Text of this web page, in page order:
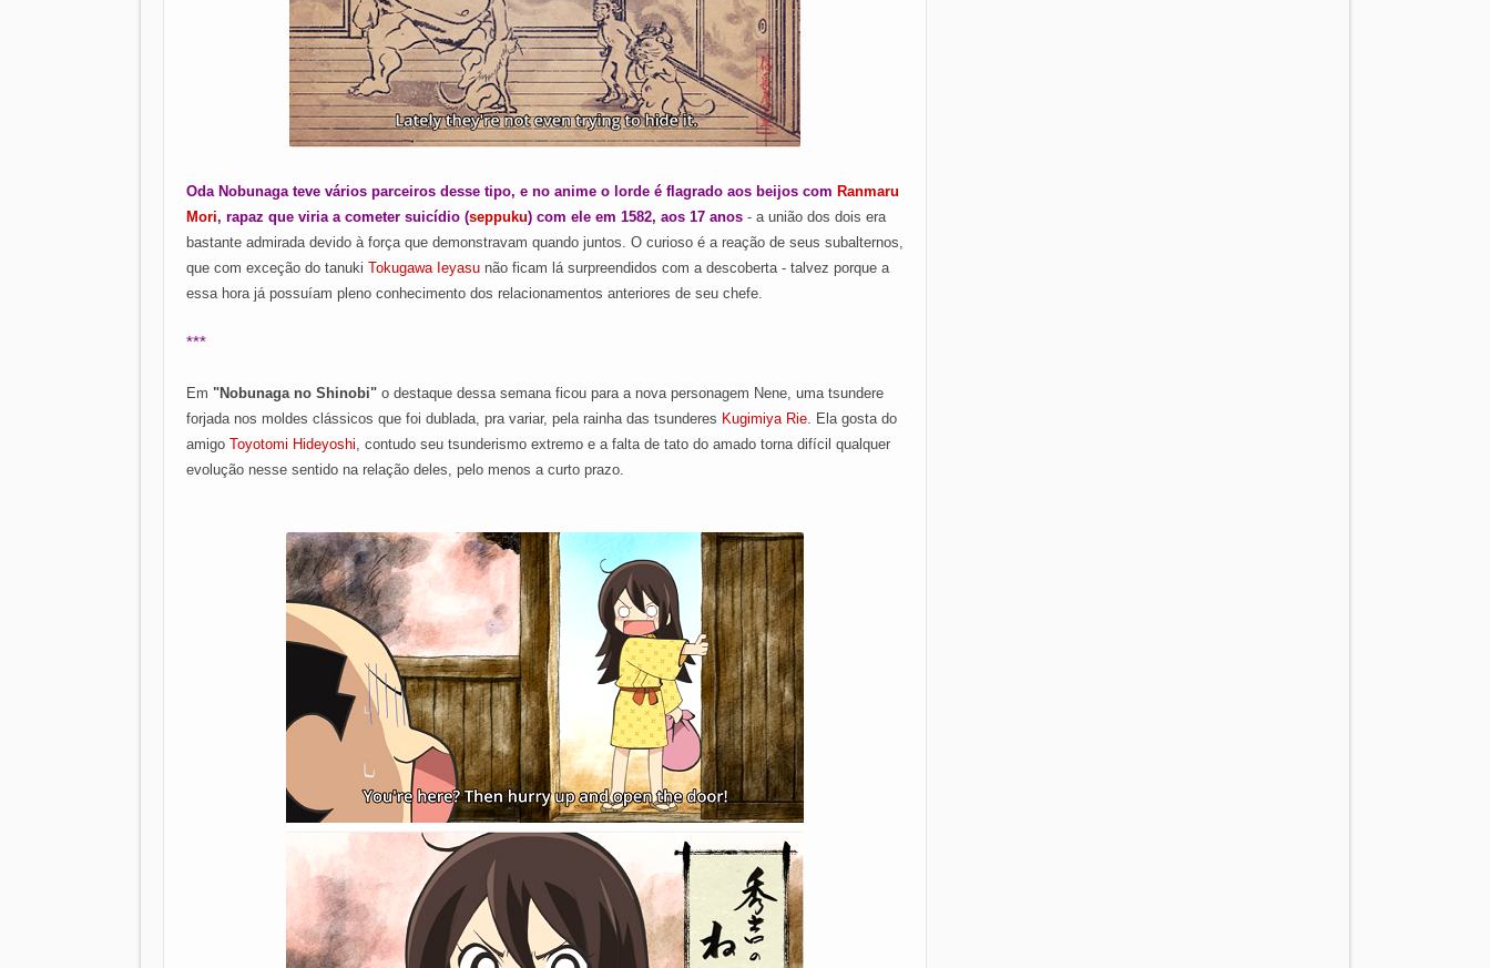
Oda Nobunaga teve vários parceiros desse tipo, e no anime o lorde é flagrado aos beijos com Ranmaru
Mori, rapaz que viria a cometer suicídio (seppuku) com ele em 1582, aos 17 anos - a união dos dois era
bastante admirada devido à força que demonstravam quando juntos. O curioso é a reação de seus subalternos,
que com exceção do tanuki Tokugawa Ieyasu não ficam lá surpreendidos com a descoberta - talvez porque a
essa hora já possuíam pleno conhecimento dos relacionamentos anteriores de seu chefe.
***
Em "Nobunaga no Shinobi" o destaque dessa semana ficou para a nova personagem Nene, uma tsundere
forjada nos moldes clássicos que foi dublada, pra variar, pela rainha das tsunderes Kugimiya Rie. Ela gosta do
amigo Toyotomi Hideyoshi, contudo seu tsunderismo extremo e a falta de tato do amado torna difícil qualquer
evolução nesse sentido na relação deles, pelo menos a curto prazo.